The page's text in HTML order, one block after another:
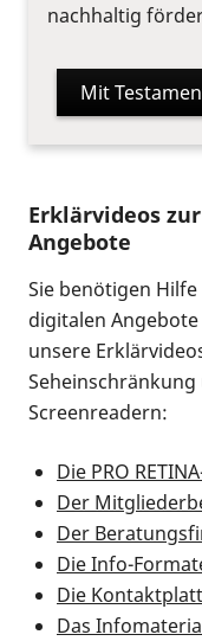
nachhaltig
Mit
Erklärvideos
Angebote
Sie benötigen
digitalen
unsere
Screenreadern:
Die PRO
Der
Der
Die Info-
Die
Das